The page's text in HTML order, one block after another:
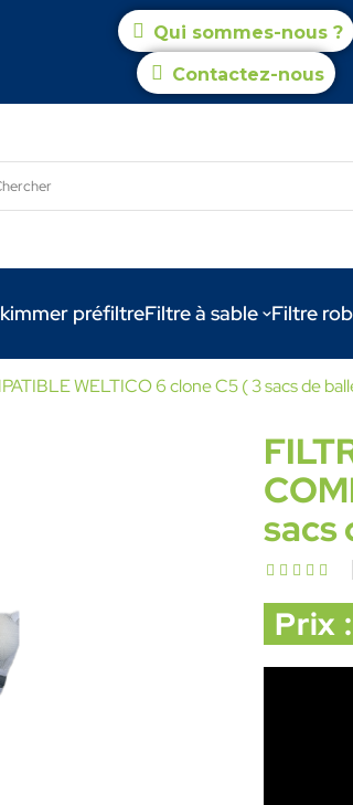
Qui sommes-nous ?
Contactez-nous
préfiltreFiltre à sable Filtre
WELTICO 6 clone C5 ( 3 sacs de
sacs
Prix